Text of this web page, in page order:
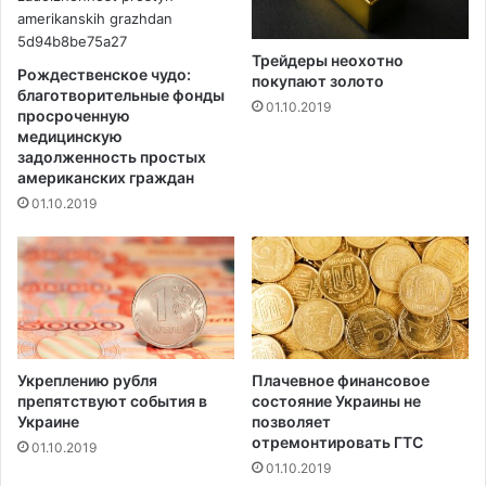
б
е
л
о
р
у
с
с
к
й
б
о
р
к
и
е
Рождественское чудо:
благотворительные фонды
просроченную
медицинскую
задолженность простых
американских граждан
01.10.2019
Трейдеры неохотно
покупают золото
01.10.2019
Укреплению рубля
препятствуют события в
Украине
01.10.2019
Плачевное финансовое
состояние Украины не
позволяет
отремонтировать ГТС
01.10.2019